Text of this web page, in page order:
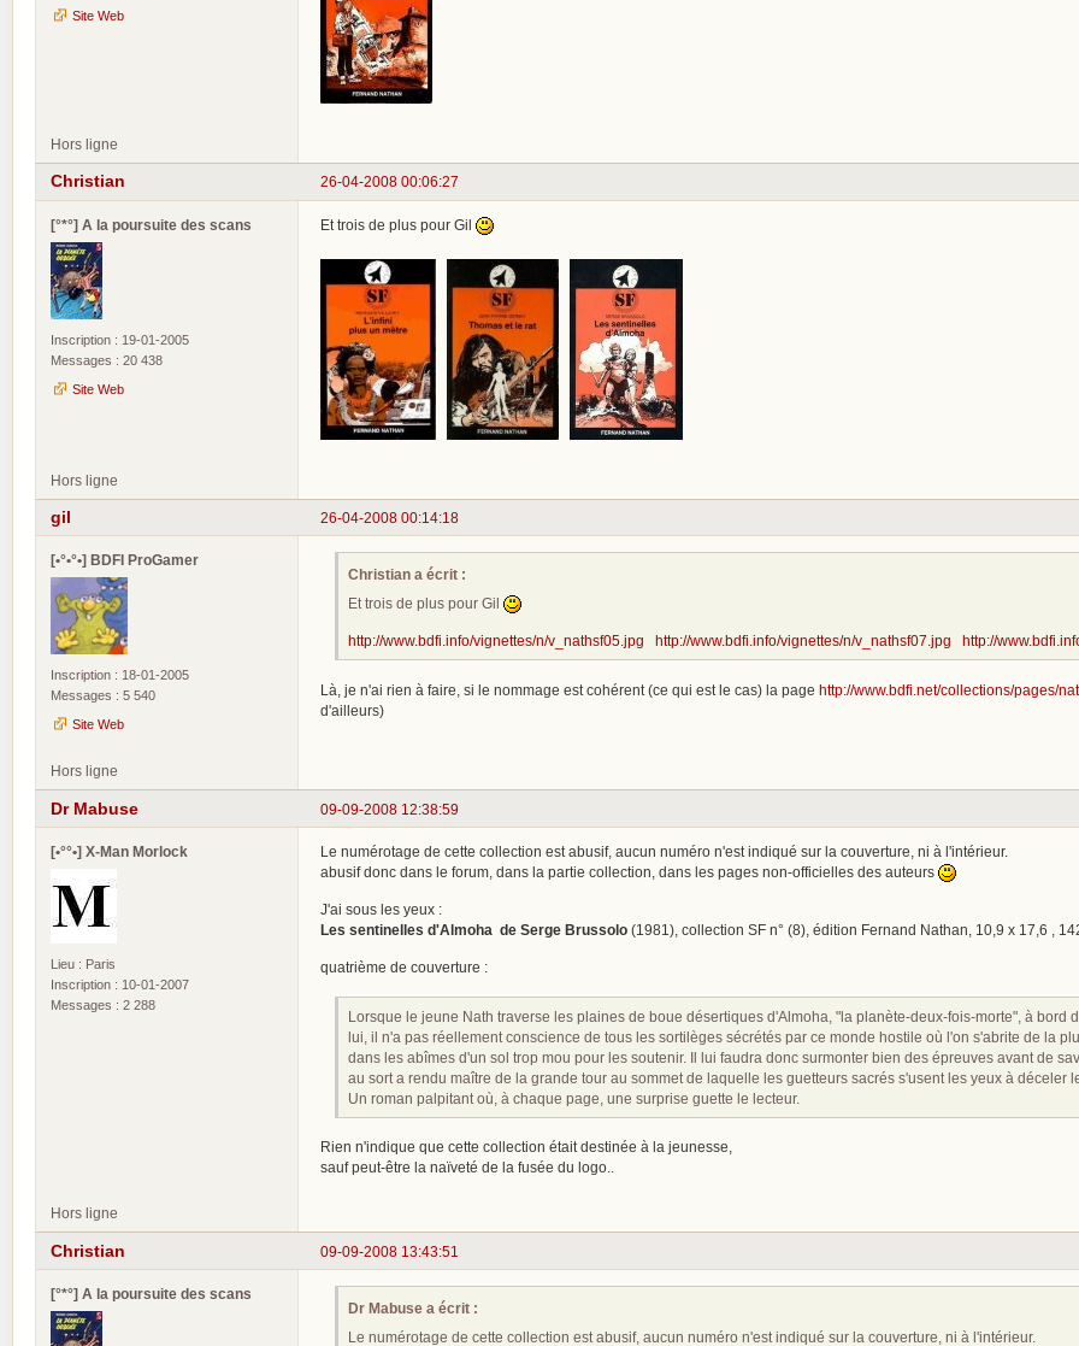
Site Web
Hors ligne
26-04-2008 00:06:27
Christian
[°*°] A la poursuite des scans
Inscription : 19-01-2005
Messages : 20 438
Site Web
Et trois de plus pour Gil
Hors ligne
26-04-2008 00:14:18
gil
[•°•°•] BDFI ProGamer
Inscription : 18-01-2005
Messages : 5 540
Site Web
Christian a écrit :
Et trois de plus pour Gil
http://www.bdfi.info/vignettes/n/v_nathsf05.jpg http://www.bdfi.info/vignettes/n/v_nathsf07.jpg http://
Là, je n'ai rien à faire, si le nommage est cohérent (ce qui est le cas) la page http://www.bdfi.net/collections/pages/
d'ailleurs)
Hors ligne
09-09-2008 12:38:59
Dr Mabuse
[•°°•] X-Man Morlock
Lieu : Paris
Inscription : 10-01-2007
Messages : 2 288
Le numérotage de cette collection est abusif, aucun numéro n'est indiqué sur la couverture, ni à l'intérieur.
abusif donc dans le forum, dans la partie collection, dans les pages non-officielles des auteurs
J'ai sous les yeux :
Les sentinelles d'Almoha de Serge Brussolo (1981), collection SF n° (8), édition Fernand Nathan, 10,9 x 17,6 ,
quatrième de couverture :
Lorsque le jeune Nath traverse les plaines de boue désertiques d'Almoha, "la planète-deux-fois-morte", à
lui, il n'a pas réellement cons­cience de tous les sortilèges sécrétés par ce monde hostile où l'on s'abrite de la
dans les abîmes d'un sol trop mou pour les soutenir. Il lui faudra donc surmonter bien des épreuves avant de
au sort a rendu maître de la grande tour au sommet de laquelle les guetteurs sacrés s'usent les yeux à déceler
Un roman palpitant où, à chaque page, une surprise guette le lecteur.
Rien n'indique que cette collection était destinée à la jeunesse,
sauf peut-être la naïveté de la fusée du logo..
Hors ligne
09-09-2008 13:43:51
Christian
[°*°] A la poursuite des scans
Dr Mabuse a écrit :
Le numérotage de cette collection est abusif, aucun numéro n'est indiqué sur la couverture, ni à l'intérieur.